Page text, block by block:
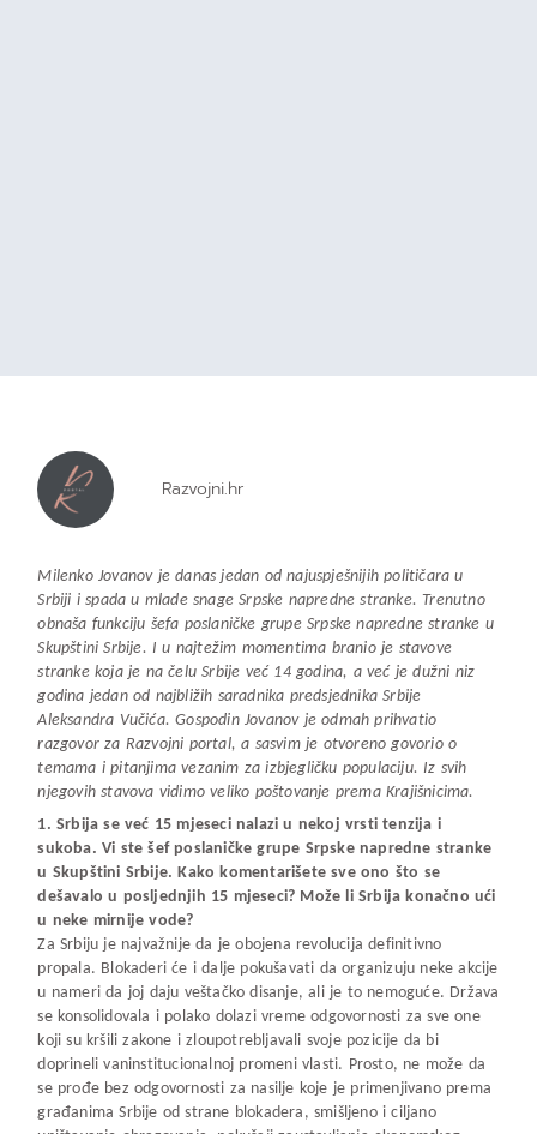
Razvojni.hr
Milenko Jovanov je danas jedan od najuspješnijih političara u
Srbiji i spada u mlade snage Srpske napredne stranke. Trenutno
obnaša funkciju šefa poslaničke grupe Srpske napredne stranke u
Skupštini Srbije. I u najtežim momentima branio je stavove
stranke koja je na čelu Srbije već 14 godina, a već je dužni niz
godina jedan od najbližih saradnika predsjednika Srbije
Aleksandra Vučića. Gospodin Jovanov je odmah prihvatio
razgovor za Razvojni portal, a sasvim je otvoreno govorio o
temama i pitanjima vezanim za izbjegličku populaciju. Iz svih
njegovih stavova vidimo veliko poštovanje prema Krajišnicima.
1. Srbija se već 15 mjeseci nalazi u nekoj vrsti tenzija i
sukoba. Vi ste šef poslaničke grupe Srpske napredne stranke
u Skupštini Srbije. Kako komentarišete sve ono što se
dešavalo u posljednjih 15 mjeseci? Može li Srbija konačno ući
u neke mirnije vode?
Za Srbiju je najvažnije da je obojena revolucija definitivno
propala. Blokaderi će i dalje pokušavati da organizuju neke akcije
u nameri da joj daju veštačko disanje, ali je to nemoguće. Država
se konsolidovala i polako dolazi vreme odgovornosti za sve one
koji su kršili zakone i zloupotrebljavali svoje pozicije da bi
doprineli vaninstitucionalnoj promeni vlasti. Prosto, ne može da
se prođe bez odgovornosti za nasilje koje je primenjivano prema
građanima Srbije od strane blokadera, smišljeno i ciljano